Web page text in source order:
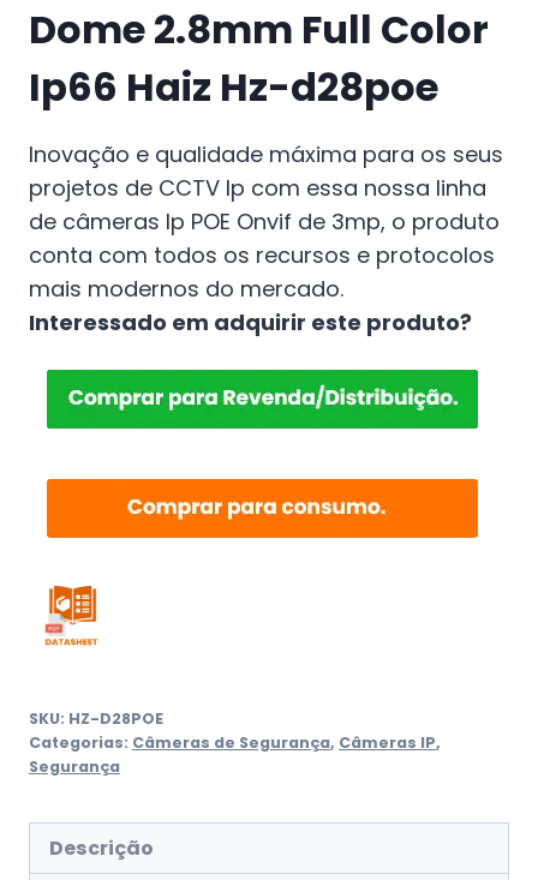
Dome 2.8mm Full Color
Ip66 Haiz Hz-d28poe
Inovação e qualidade máxima para os seus
projetos de CCTV Ip com essa nossa linha
de câmeras Ip POE Onvif de 3mp, o produto
conta com todos os recursos e protocolos
mais modernos do mercado.
Interessado em adquirir este produto?
SKU: HZ-D28POE
Categorias: Câmeras de Segurança, Câmeras IP,
Segurança
Descrição